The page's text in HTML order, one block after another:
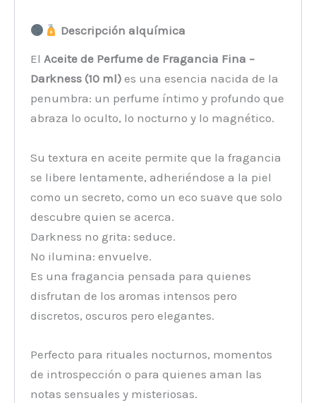
Descripción alquímica
ElAceite de Perfume de Fragancia Fina –
Darkness (10 ml) es una esencia nacida de la
penumbra: un perfume íntimo y profundo que
abraza lo oculto, lo nocturno y lo magnético.
Su textura en aceite permite que la fragancia
se libere lentamente, adheriéndose a la piel
como un secreto, como un eco suave que solo
descubre quien se acerca.
Darkness no grita: seduce.
No ilumina: envuelve.
Es una fragancia pensada para quienes
disfrutan de los aromas intensos pero
discretos, oscuros pero elegantes.
Perfecto para rituales nocturnos, momentos
de introspección o para quienes aman las
notas sensuales y misteriosas.